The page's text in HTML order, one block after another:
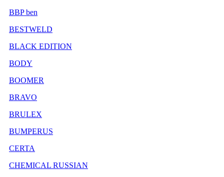
BBP ben
BESTWELD
BLACK EDITION
BODY
BOOMER
BRAVO
BRULEX
BUMPERUS
CERTA
CHEMICAL RUSSIAN